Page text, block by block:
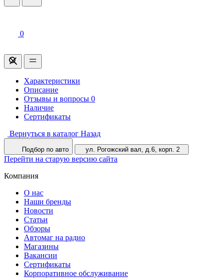
0
Характеристики
Описание
Отзывы и вопросы 0
Наличие
Сертификаты
Вернуться в каталог Назад
Подбор по авто ул. Рогожский вал, д.6, корп. 2
Перейти на старую версию сайта
Компания
О нас
Наши бренды
Новости
Статьи
Обзоры
Автомаг на радио
Магазины
Вакансии
Сертификаты
Корпоративное обслуживание